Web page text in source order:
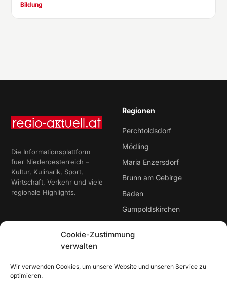
Cookie-Zustimmung
verwalten
Wir verwenden Cookies, um unsere Website und unseren Service zu
optimieren.
Bildung
Die Informationsplattform
fuer Niederoesterreich –
Kultur, Kulinarik, Sport,
Wirtschaft, Verkehr und viele
regionale Highlights.
Regionen
Perchtoldsdorf
Mödling
Maria Enzersdorf
Brunn am Gebirge
Baden
Gumpoldskirchen
Werben / Mediadaten
Service